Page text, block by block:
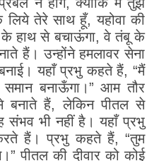
तेरे साथ हूँ, यहोवा की
के हाथ से बचाऊंगा, वे तंबू के
हैं। उन्होंने हमलावर सेना
यहाँ प्रभु कहते हैं, “मैं
बनाऊँगा।” आम तौर
बनाते हैं, लेकिन पीतल से
संभव भी नहीं है। यहाँ प्रभु
हैं। प्रभु कहते हैं, “तुम
पीतल की दीवार को कोई